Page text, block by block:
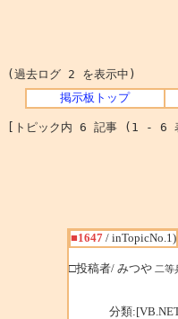
(過去ログ 2 を表示中)
掲示板トップ
[トピック内 6 記事 (1 -
■1647/ inTopicNo.1)
□投稿者/ みつや 二等
分類